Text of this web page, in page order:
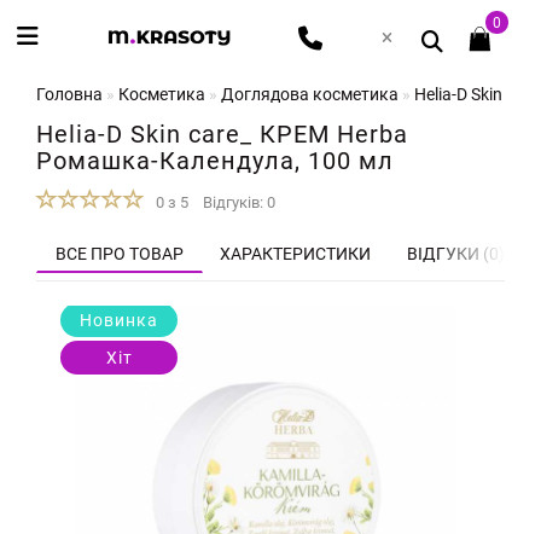
0
Головна Косметика Доглядова косметика Helia-D Skin
Helia-D Skin care_ КРЕМ Herba
Ромашка-Календула, 100 мл
0 з 5 Відгуків: 0
ВСЕ ПРО ТОВАР ХАРАКТЕРИСТИКИ ВІДГУКИ (0)
Новинка
Хіт